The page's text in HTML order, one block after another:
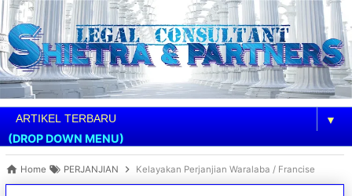
▼
(DROP DOWN MENU)
Home PERJANJIAN Kelayakan Perjanjian Waralaba / Francise